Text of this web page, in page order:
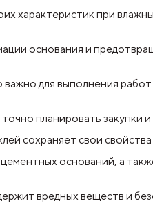
характеристик при
основания и
для выполнения работ
планировать закупки и
сохраняет свои свойства
оснований, а
вредных веществ и